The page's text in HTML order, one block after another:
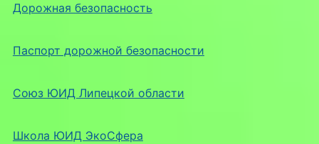
Дорожная безопасность
Паспорт дорожной безопасности
Союз ЮИД Липецкой области
Школа ЮИД ЭкоСфера